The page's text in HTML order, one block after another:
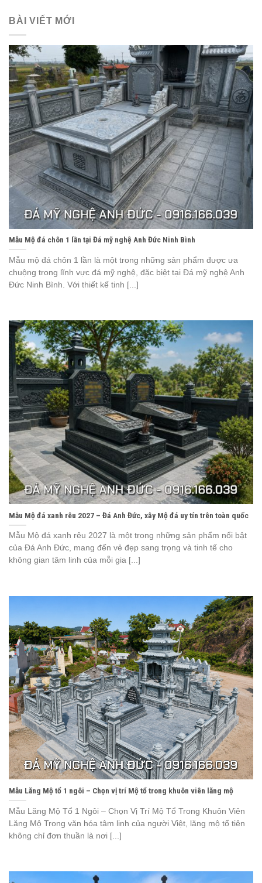
BÀI VIẾT MỚI
Mẫu Mộ đá chôn 1 lần tại Đá mỹ nghệ Anh Đức Ninh Bình
Mẫu mộ đá chôn 1 lần là một trong những sản phẩm được ưa
chuộng trong lĩnh vực đá mỹ nghệ, đặc biệt tại Đá mỹ nghệ Anh
Đức Ninh Bình. Với thiết kế tinh [...]
Mẫu Mộ đá xanh rêu 2027 – Đá Anh Đức, xây Mộ đá uy tín trên toàn quốc
Mẫu Mộ đá xanh rêu 2027 là một trong những sản phẩm nổi bật
của Đá Anh Đức, mang đến vẻ đẹp sang trọng và tinh tế cho
không gian tâm linh của mỗi gia [...]
Mẫu Lăng Mộ tổ 1 ngôi – Chọn vị trí Mộ tổ trong khuôn viên lăng mộ
Mẫu Lăng Mộ Tổ 1 Ngôi – Chọn Vị Trí Mộ Tổ Trong Khuôn Viên
Lăng Mộ Trong văn hóa tâm linh của người Việt, lăng mộ tổ tiên
không chỉ đơn thuần là nơi [...]